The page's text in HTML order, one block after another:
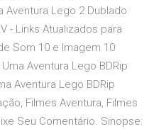
Aventura Lego 2 Dublado
- Links Atualizados para
Som 10 e Imagem 10
Aventura Lego BDRip
Aventura Lego BDRip
Filmes Aventura, Filmes
Seu Comentário. Sinopse: